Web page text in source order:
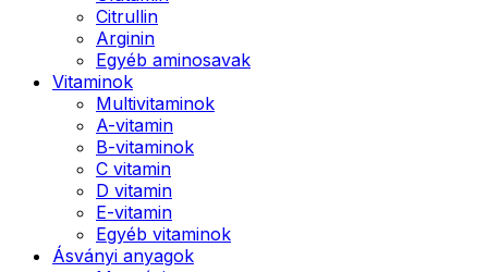
Citrullin
Arginin
Egyéb aminosavak
Vitaminok
Multivitaminok
A-vitamin
B-vitaminok
C vitamin
D vitamin
E-vitamin
Egyéb vitaminok
Ásványi anyagok